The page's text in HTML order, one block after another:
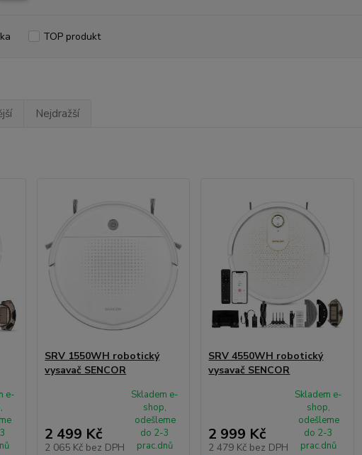
TOP produkt
Nejdražší
e-
SRV 1550WH robotický
vysavač SENCOR
2 499 Kč
2 065 Kč bez DPH
Skladem e-
shop,
odešleme
do 2-3
prac.dnů
SRV 4550WH robotický
vysavač SENCOR
2 999 Kč
2 479 Kč bez DPH
Skladem e-
shop,
odešleme
do 2-3
prac.dnů